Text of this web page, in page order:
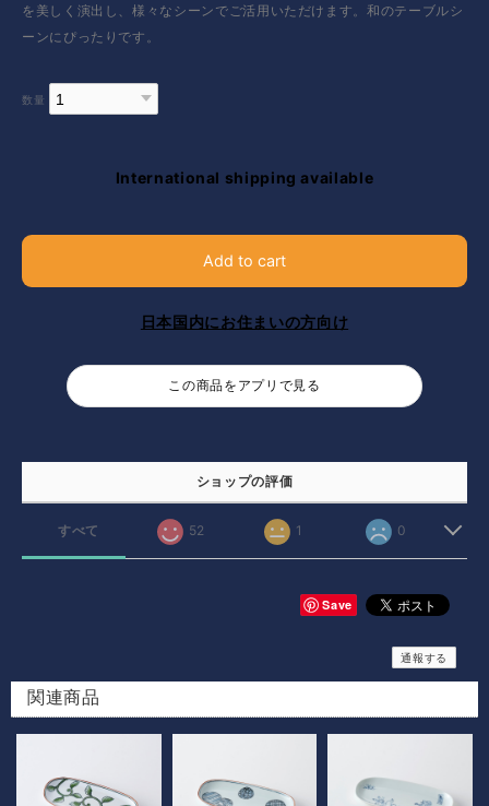
を美しく演出し、様々なシーンでご活用いただけます。和のテーブルシ
ーンにぴったりです。
数量
International shipping available
Add to cart
日本国内にお住まいの方向け
この商品をアプリで見る
ショップの評価
すべて 52 1 0
Save
通報する
関連商品